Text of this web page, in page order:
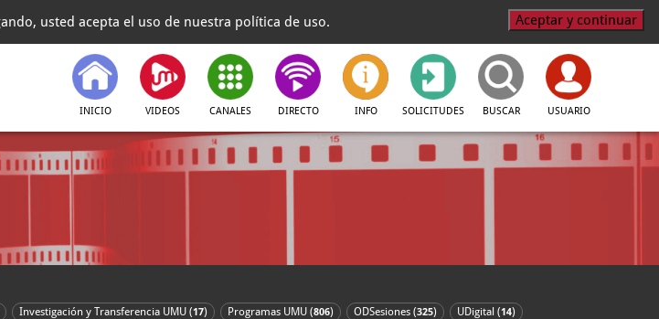
usted acepta el uso de nuestra política de uso. Aceptar y continuar
INICIO VIDEOS CANALES DIRECTO INFO SOLICITUDES BUSCAR USUARIO
Investigación y Transferencia UMU (17) Programas UMU (806) ODSesiones (325) UDigital (14)